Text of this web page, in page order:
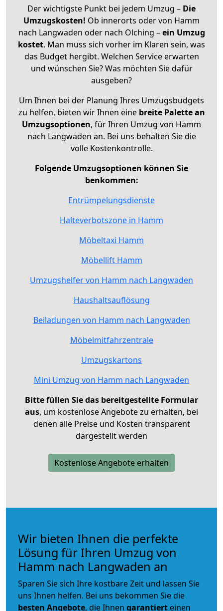
Der wichtigste Punkt bei jedem Umzug – Die
Umzugskosten! Ob innerorts oder von Hamm
nach Langwaden oder nach Olching –ein Umzug
kostet. Man muss sich vorher im Klaren sein, was
das Budget hergibt. Welchen Service erwarten
und wünschen Sie? Was möchten Sie dafür
ausgeben?
Um Ihnen bei der Planung Ihres Umzugsbudgets
zu helfen, bieten wir Ihnen eine breite Palette an
Umzugsoptionen, für Ihren Umzug von Hamm
nach Langwaden an. Bei uns behalten Sie die
volle Kostenkontrolle.
Folgende Umzugsoptionen können Sie
benkommen:
Entrümpelungsdienste
Halteverbotszone in Hamm
Möbeltaxi Hamm
Möbellift Hamm
Umzugshelfer von Hamm nach Langwaden
Haushaltsauflösung
Beiladungen von Hamm nach Langwaden
Möbelmitfahrzentrale
Umzugskartons
Mini Umzug von Hamm nach Langwaden
Bitte füllen Sie das bereitgestellte Formular
aus, um kostenlose Angebote zu erhalten, bei
denen alle Preise und Kosten transparent
dargestellt werden
Kostenlose Angebote erhalten
Wir bieten Ihnen die perfekte
Lösung für Ihren Umzug von
Hamm nach Langwaden an
Sparen Sie sich Ihre kostbare Zeit und lassen Sie
uns Ihnen helfen. Bei uns bekommen Sie die
besten Angebote, die Ihnen garantiert einen